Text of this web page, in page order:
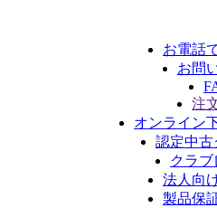
お電話
お問
注
オンライン
認定中古
クラ
法人向
製品保